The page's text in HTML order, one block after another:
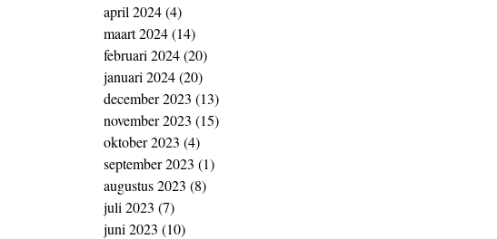
april 2024(4)
maart 2024(14)
februari 2024(20)
januari 2024(20)
december 2023 (13)
november 2023 (15)
oktober 2023 (4)
september 2023 (1)
augustus 2023 (8)
juli 2023 (7)
juni 2023 (10)